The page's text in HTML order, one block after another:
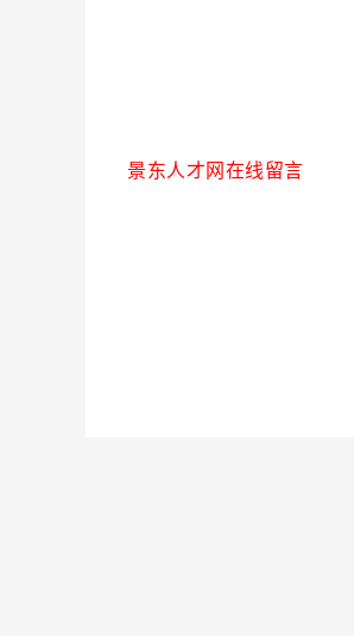
景东人才网在线留言